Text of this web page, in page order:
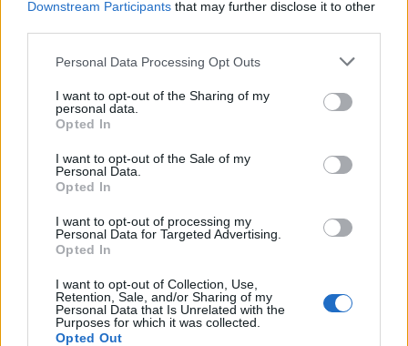
Downstream Participants that may further disclose it to other
Please note that this website/app uses one or more Google
not limited to your visit or usage behaviour. You may click to
grant or deny consent to Google and its third-party tags to
use your data for below specified purposes in below Google
consent section.
Personal Data Processing Opt Outs
I want to opt-out of the Sharing of my
personal data.
Opted In
I want to opt-out of the Sale of my
Personal Data.
Opted In
I want to opt-out of processing my
Personal Data for Targeted Advertising.
Opted In
I want to opt-out of Collection, Use,
Retention, Sale, and/or Sharing of my
Personal Data that Is Unrelated with the
Purposes for which it was collected.
Opted Out
A projekt részeként megújulnak a területen található
műemlékek, köztük a különleges Műromok, valamint a közeli
M1 bővítés: már zajlik a teljesen új
Bicske Kelet csomópont építése
Másfélszeresére bővítik
Hódmezővásárhely jó hírű református
iskoláját